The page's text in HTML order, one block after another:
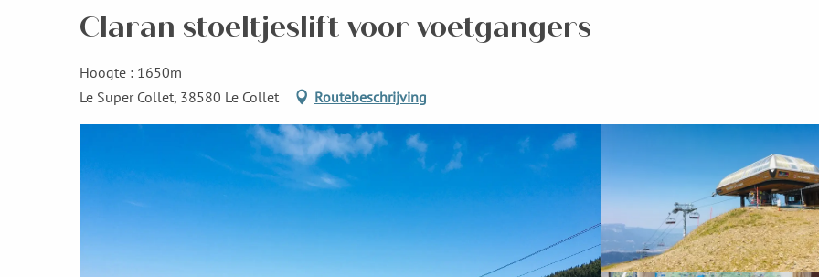
Claran stoeltjeslift voor voetgangers
Hoogte : 1650m
Le Super Collet, 38580 Le Collet
Routebeschrijving